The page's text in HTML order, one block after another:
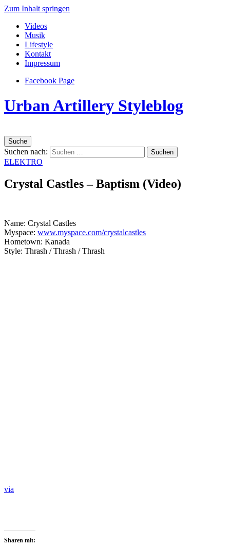
Zum Inhalt springen
Videos
Musik
Lifestyle
Kontakt
Impressum
Facebook Page
Urban Artillery Styleblog
Suche
Suchen nach:
ELEKTRO
Crystal Castles – Baptism (Video)
Name: Crystal Castles
Myspace: www.myspace.com/crystalcastles
Hometown: Kanada
Style: Thrash / Thrash / Thrash
via
Sharen mit: